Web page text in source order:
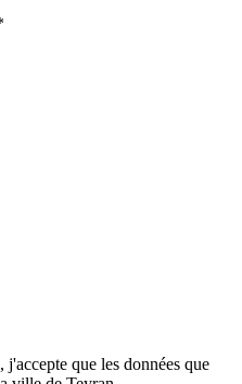
que les données que